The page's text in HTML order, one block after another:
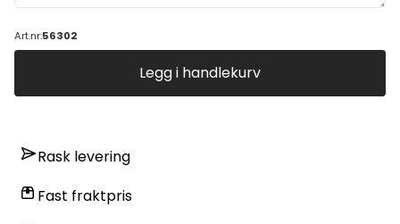
Art.nr:56302
Legg i handlekurv
Rask levering
Fast fraktpris